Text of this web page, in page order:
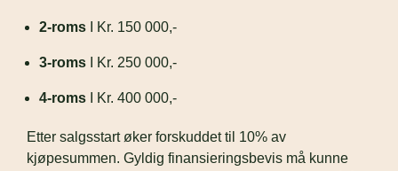
2-roms I Kr. 150 000,-
3-roms I Kr. 250 000,-
4-roms I Kr. 400 000,-
Etter salgsstart øker forskuddet til 10% av
kjøpesummen. Gyldig finansieringsbevis må kunne